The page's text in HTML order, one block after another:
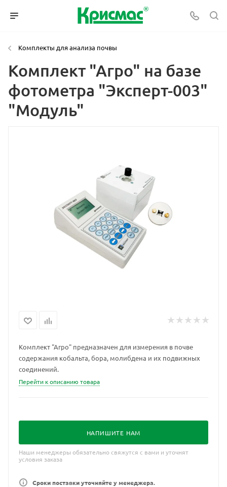
Комплекты для анализа почвы
Комплект "Агро" на базе
фотометра "Эксперт-003"
"Модуль"
Комплект "Агро" предназначен для измерения в почве
содержания кобальта, бора, молибдена и их подвижных
соединений.
Перейти к описанию товара
НАПИШИТЕ НАМ
Наши менеджеры обязательно свяжутся с вами и уточнят
условия заказа
Сроки поставки уточняйте у менеджера.